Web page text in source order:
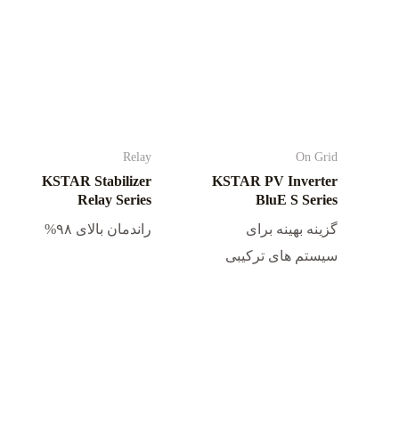
On Grid
KSTAR PV Inverter
BluE S Series
گزینه بهینه برای
سیستم های ترکیبی
Relay
KSTAR Stabilizer
Relay Series
راندمان بالای ۹۸%